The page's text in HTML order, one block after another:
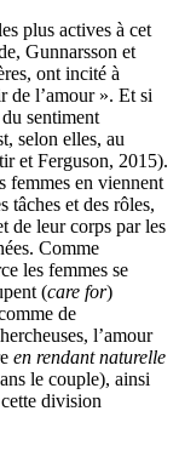
plus actives à cet
Gunnarsson et
ont incité à
de l’amour ». Et si
sentiment
selon elles, au
et Ferguson, 2015).
femmes en viennent
tâches et des rôles,
de leur corps par les
Comme
les femmes se
(care for)
de
l’amour
en rendant naturelle
le couple), ainsi
division